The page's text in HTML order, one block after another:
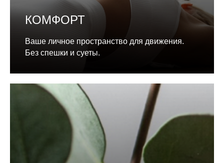
КОМФОРТ
Ваше личное пространство для движения.
Без спешки и суеты.